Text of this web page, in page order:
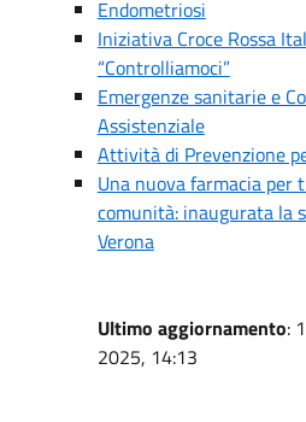
Endometriosi
Iniziativa Croce Rossa
“Controlliamoci”
Emergenze sanitarie e
Assistenziale
Attività di Prevenzione
Una nuova farmacia per
comunità: inaugurata la
Verona
Ultimo aggiornamento:
2025, 14:13